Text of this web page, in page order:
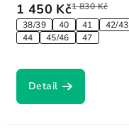
1 450 Kč1 830 Kč
38/39 40 41
42/43
44
45/46 47
Detail